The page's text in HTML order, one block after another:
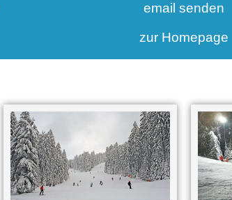
email senden
zur Homepage